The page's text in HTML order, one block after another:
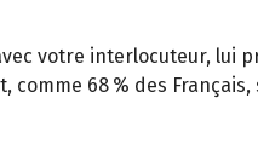
votre interlocuteur,
68 % des